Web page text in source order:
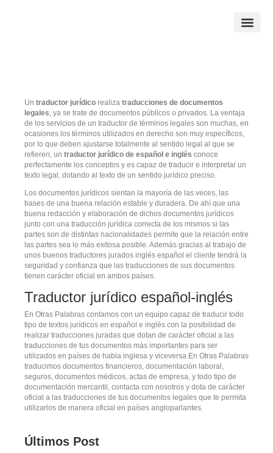
Un traductor jurídico realiza traducciones de documentos
legales, ya se trate de documentos públicos o privados. La ventaja
de los servicios de un traductor de términos legales son muchas, en
ocasiones los términos utilizados en derecho son muy específicos,
por lo que deben ajustarse totalmente al sentido legal al que se
refieren, un traductor jurídico de español e inglés conoce
perfectamente los conceptos y es capaz de traducir e interpretar un
texto legal, dotando al texto de un sentido jurídico preciso.
Los documentos jurídicos sientan la mayoría de las veces, las
bases de una buena relación estable y duradera. De ahí que una
buena redacción y elaboración de dichos documentos jurídicos
junto con una traducción jurídica correcta de los mismos si las
partes son de distintas nacionalidades permite que la relación entre
las partes sea lo más exitosa posible. Además gracias al trabajo de
unos buenos traductores jurados inglés español el cliente tendrá la
seguridad y confianza que las traducciones de sus documentos
tienen carácter oficial en ambos países.
Traductor jurídico español-inglés
En Otras Palabras contamos con un equipo capaz de traducir todo
tipo de textos jurídicos en español e inglés con la posibilidad de
realizar traducciones juradas que dotan de carácter oficial a las
traducciones de tus documentos más importantes para ser
utilizados en países de habla inglesa y viceversa.En Otras Palabras
traducimos documentos financieros, documentación laboral,
seguros, documentos médicos, actas de empresa, y todo tipo de
documentación mercantil, contacta con nosotros y dota de carácter
oficial a las traducciones de tus documentos legales que te permita
utilizarlos de manera oficial en países angloparlantes.
Últimos Post
Categorías